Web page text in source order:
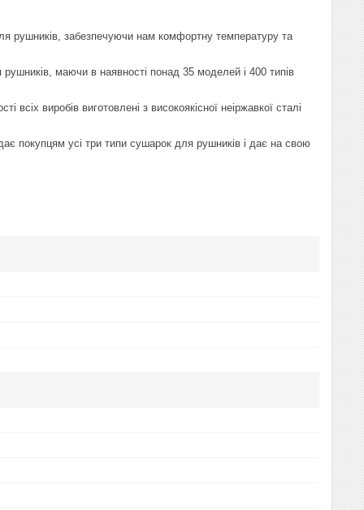
рушників, забезпечуючи нам комфортну температуру та
маючи в наявності понад 35 моделей і 400 типів
виробів виготовлені з високоякісної неіржавкої сталі
покупцям усі три типи сушарок для рушників і дає на свою